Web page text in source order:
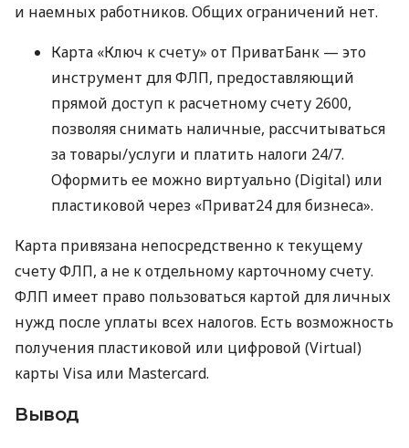
и наемных работников. Общих ограничений нет.
Карта «Ключ к счету» от ПриватБанк — это
инструмент для ФЛП, предоставляющий
прямой доступ к расчетному счету 2600,
позволяя снимать наличные, рассчитываться
за товары/услуги и платить налоги 24/7.
Оформить ее можно виртуально (Digital) или
пластиковой через «Приват24 для бизнеса».
Карта привязана непосредственно к текущему
счету ФЛП, а не к отдельному карточному счету.
ФЛП имеет право пользоваться картой для личных
нужд после уплаты всех налогов. Есть возможность
получения пластиковой или цифровой (Virtual)
карты Visa или Mastercard.
Вывод